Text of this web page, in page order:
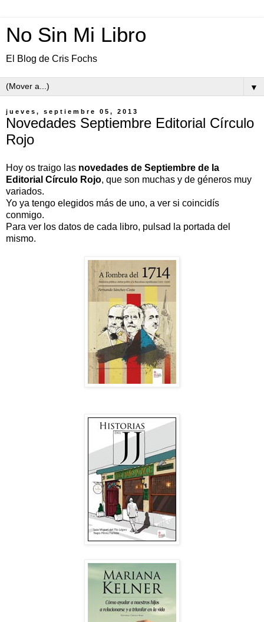
No Sin Mi Libro
El Blog de Cris Fochs
▼
jueves, septiembre 05, 2013
Novedades Septiembre Editorial Círculo
Rojo
Hoy os traigo las novedades de Septiembre de la
Editorial Círculo Rojo, que son muchas y de géneros muy
variados.
Yo ya tengo elegidos más de uno, a ver si coincidís
conmigo.
Para ver los datos de cada libro, pulsad la portada del
mismo.